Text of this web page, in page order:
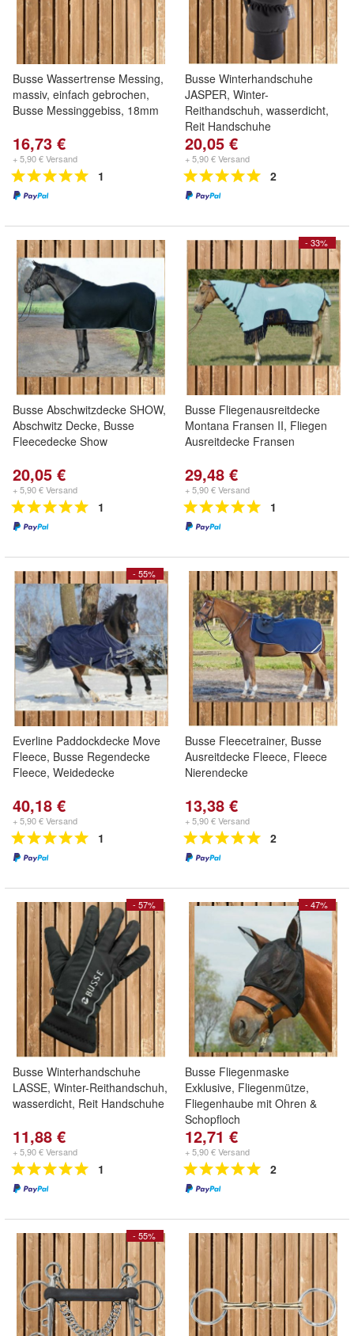
Busse Wassertrense Messing,
massiv, einfach gebrochen,
Busse Messinggebiss, 18mm
16,73 €
+ 5,90 € Versand
1
Busse Winterhandschuhe
JASPER, Winter-
Reithandschuh, wasserdicht,
Reit Handschuhe
20,05 €
+ 5,90 € Versand
2
Busse Abschwitzdecke SHOW,
Abschwitz Decke, Busse
Fleecedecke Show
20,05 €
+ 5,90 € Versand
1
- 33%
Busse Fliegenausreitdecke
Montana Fransen II, Fliegen
Ausreitdecke Fransen
29,48 €
+ 5,90 € Versand
1
- 55%
Everline Paddockdecke Move
Fleece, Busse Regendecke
Fleece, Weidedecke
40,18 €
+ 5,90 € Versand
1
Busse Fleecetrainer, Busse
Ausreitdecke Fleece, Fleece
Nierendecke
13,38 €
+ 5,90 € Versand
2
- 57%
Busse Winterhandschuhe
LASSE, Winter-Reithandschuh,
wasserdicht, Reit Handschuhe
11,88 €
+ 5,90 € Versand
1
- 47%
Busse Fliegenmaske
Exklusive, Fliegenmütze,
Fliegenhaube mit Ohren &
Schopfloch
12,71 €
+ 5,90 € Versand
2
- 55%